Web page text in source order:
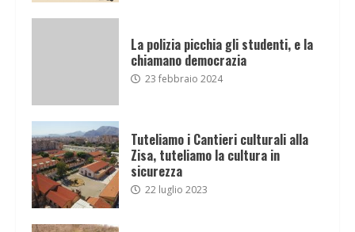
La polizia picchia gli studenti, e la
chiamano democrazia
23 febbraio 2024
Tuteliamo i Cantieri culturali alla
Zisa, tuteliamo la cultura in
sicurezza
22 luglio 2023